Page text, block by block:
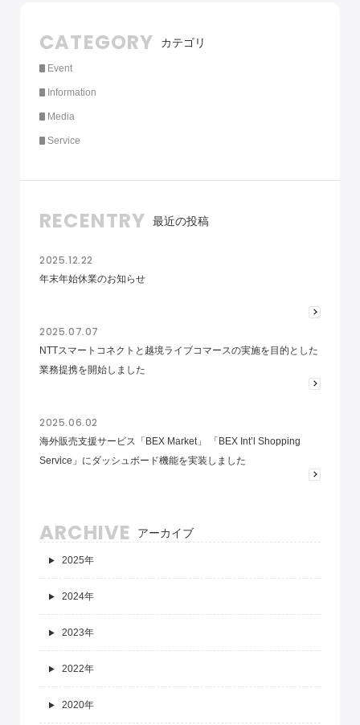
CATEGORY カテゴリ
Event
Information
Media
Service
RECENTRY 最近の投稿
2025.12.22
年末年始休業のお知らせ
2025.07.07
NTTスマートコネクトと越境ライブコマースの実施を目的とした
業務提携を開始しました
2025.06.02
海外販売支援サービス「BEX Market」 「BEX Int’l Shopping
Service」にダッシュボード機能を実装しました
ARCHIVE アーカイブ
2025年
2024年
2023年
2022年
2020年